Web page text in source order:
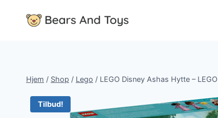
Hjem / Shop / Lego / LEGO Disney Ashas Hytte –
Tilbud!